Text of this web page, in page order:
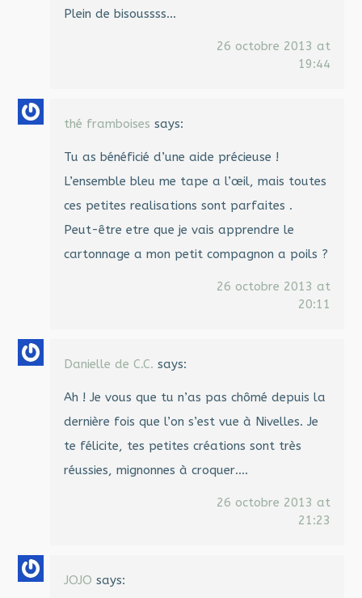
Plein de bisoussss…
26 octobre 2013 at
19:44
thé framboises says:
Tu as bénéficié d’une aide précieuse !
L’ensemble bleu me tape a l’œil, mais toutes
ces petites realisations sont parfaites .
Peut-être etre que je vais apprendre le
cartonnage a mon petit compagnon a poils ?
26 octobre 2013 at
20:11
Danielle de C.C. says:
Ah ! Je vous que tu n’as pas chômé depuis la
dernière fois que l’on s’est vue à Nivelles. Je
te félicite, tes petites créations sont très
réussies, mignonnes à croquer….
26 octobre 2013 at
21:23
JOJO says: